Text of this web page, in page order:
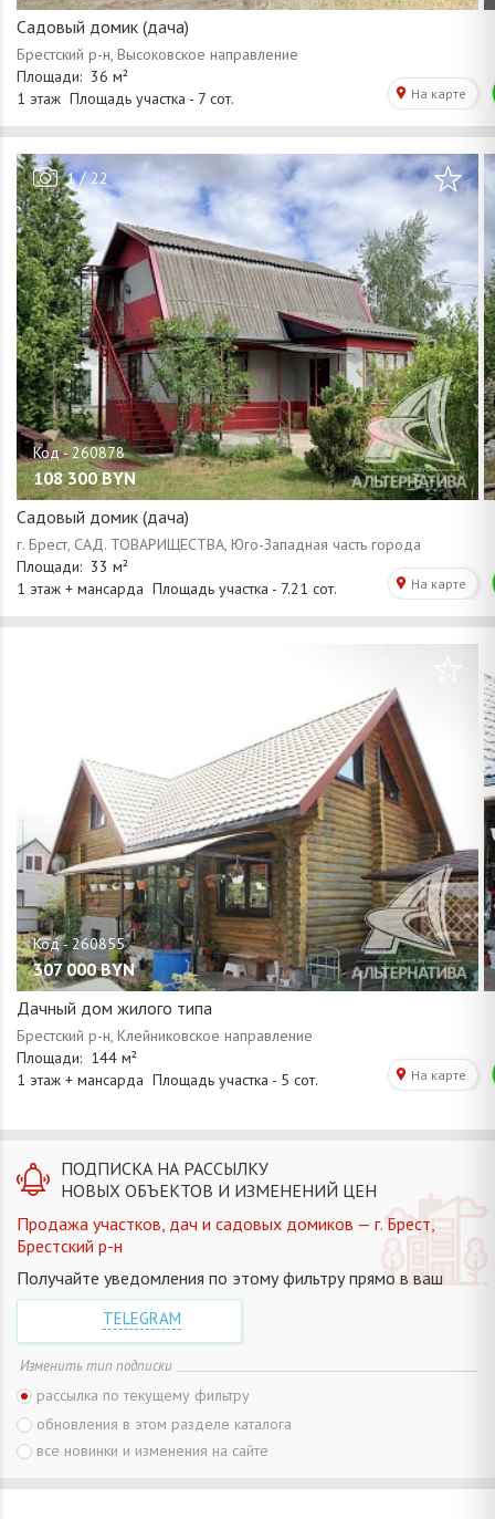
Садовый домик (дача)
1/22
108 300 BYN
Садовый домик (дача)
307 000 BYN
Дачный дом жилого типа
ПОДПИСКА НА РАССЫЛКУ
НОВЫХ ОБЪЕКТОВ И ИЗМЕНЕНИЙ ЦЕН
Продажа участков, дач и садовых домиков — г. Брест,
Брестский р-н
Получайте уведомления по этому фильтру прямо в ваш
TELEGRAM
Изменить тип подписки
рассылка по текущему фильтру
обновления в этом разделе каталога
все новинки и изменения на сайте